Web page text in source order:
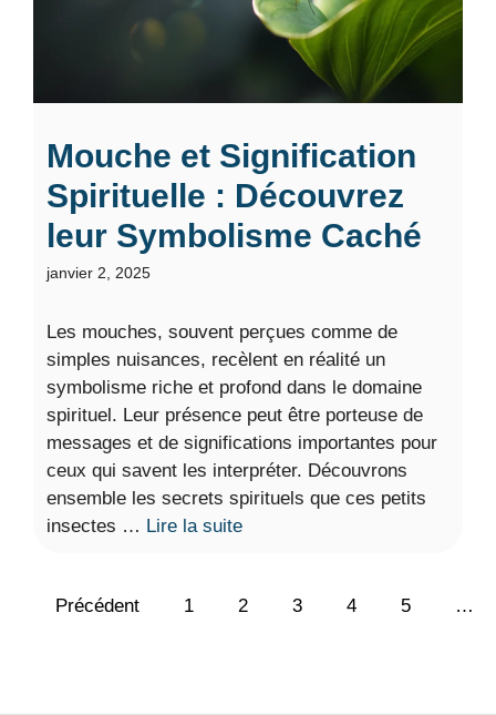
Mouche et Signification
Spirituelle : Découvrez
leur Symbolisme Caché
janvier 2, 2025
Les mouches, souvent perçues comme de
simples nuisances, recèlent en réalité un
symbolisme riche et profond dans le domaine
spirituel. Leur présence peut être porteuse de
messages et de significations importantes pour
ceux qui savent les interpréter. Découvrons
ensemble les secrets spirituels que ces petits
insectes … Lire la suite
Précédent 1 2 3 4 5 …